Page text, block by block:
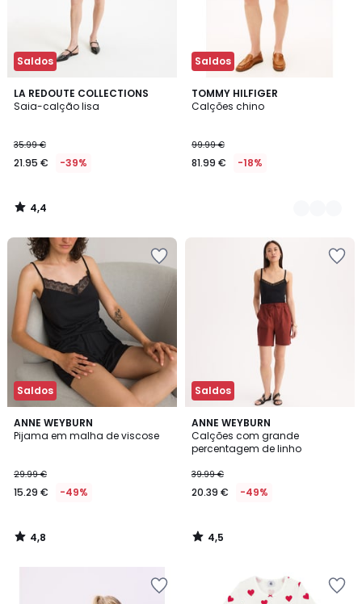
Saldos
LA REDOUTE COLLECTIONS
Saia-calção lisa
35.99 €
21.95 € -39%
4,4
/ 5
4,4
/
Saldos
TOMMY HILFIGER
Calções chino
99.99 €
81.99 € -18%
2
Cores
Saldos
ANNE WEYBURN
Pijama em malha de viscose
29.99 €
15.29 € -49%
4,8
/ 5
4,8
/
Saldos
ANNE WEYBURN
Calções com grande
percentagem de linho
39.99 €
20.39 € -49%
4,5
/ 5
4,5
/